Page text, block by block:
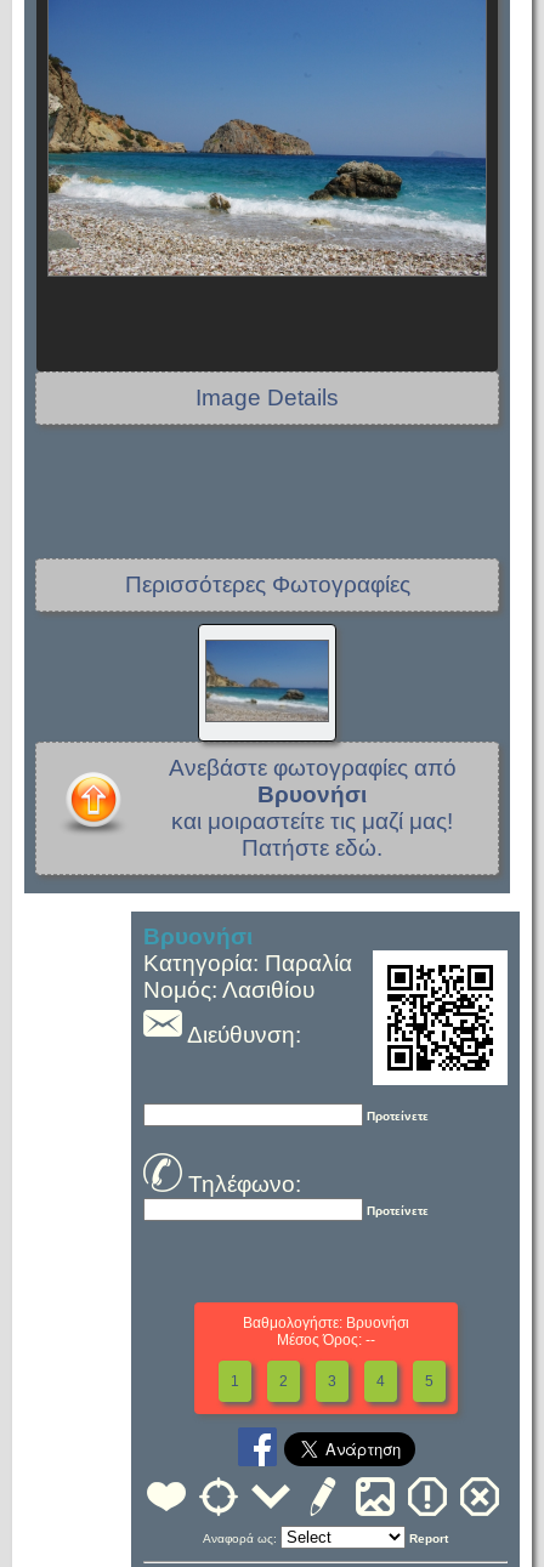
Image Details
Περισσότερες Φωτογραφίες
Ανεβάστε φωτογραφίες από
Βρυονήσι
και μοιραστείτε τις μαζί μας!
Πατήστε εδώ.
Βρυονήσι
Κατηγορία: Παραλία
Νομός: Λασιθίου
Διεύθυνση:
Προτείνετε
Τηλέφωνο:
Προτείνετε
Βαθμολογήστε: Βρυονήσι
Μέσος Όρος: --
1 2 3 4 5
Αναφορά ως: Report